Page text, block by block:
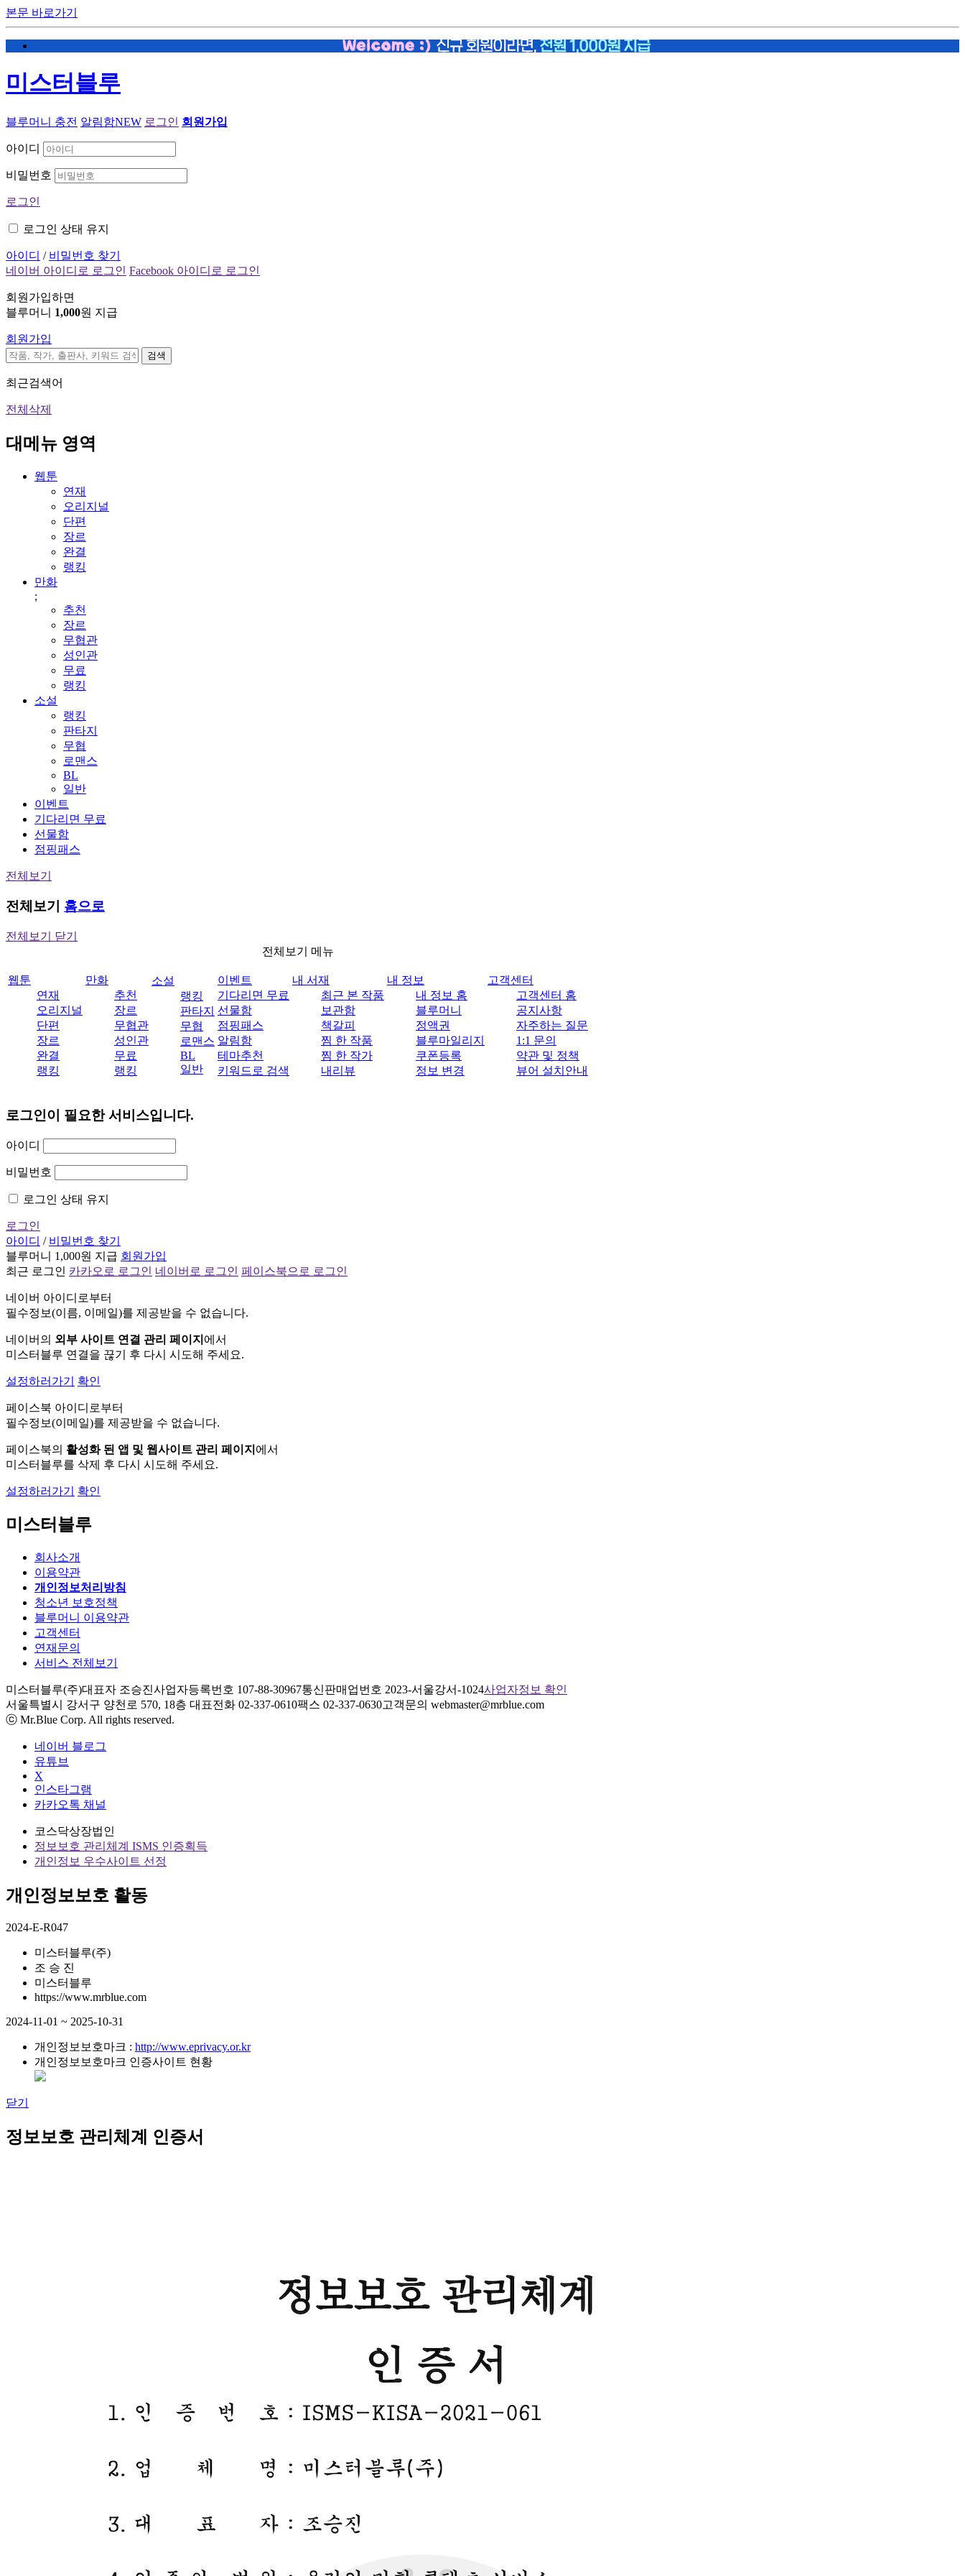
본문 바로가기
미스터블루
블루머니 충전 알림함NEW 로그인 회원가입
아이디
비밀번호
로그인
로그인 상태 유지
아이디 / 비밀번호 찾기
네이버 아이디로 로그인 Facebook 아이디로 로그인
회원가입하면
블루머니 1,000원 지급
회원가입
검색
최근검색어
전체삭제
대메뉴 영역
웹툰
연재
오리지널
단편
장르
완결
랭킹
만화
;
추천
장르
무협관
성인관
무료
랭킹
소설
랭킹
판타지
무협
로맨스
BL
일반
이벤트
기다리면 무료
선물함
점핑패스
전체보기
전체보기 홈으로
전체보기 닫기
전체보기 메뉴
웹툰
연재
오리지널
단편
장르
완결
랭킹
만화
추천
장르
무협관
성인관
무료
랭킹
소설
랭킹
판타지
무협
로맨스
BL
일반
이벤트
기다리면 무료
선물함
점핑패스
알림함
테마추천
키워드로 검색
내 서재
최근 본 작품
보관함
책갈피
찜 한 작품
찜 한 작가
내리뷰
내 정보
내 정보 홈
블루머니
정액권
블루마일리지
쿠폰등록
정보 변경
고객센터
고객센터 홈
공지사항
자주하는 질문
1:1 문의
약관 및 정책
뷰어 설치안내
로그인이 필요한 서비스입니다.
아이디
비밀번호
로그인 상태 유지
로그인
아이디 / 비밀번호 찾기
블루머니 1,000원 지급 회원가입
최근 로그인 카카오로 로그인 네이버로 로그인 페이스북으로 로그인
네이버 아이디로부터
필수정보(이름, 이메일)를 제공받을 수 없습니다.
네이버의 외부 사이트 연결 관리 페이지 에서
미스터블루 연결을 끊기 후 다시 시도해 주세요.
설정하러가기 확인
페이스북 아이디로부터
필수정보(이메일)를 제공받을 수 없습니다.
페이스북의 활성화 된 앱 및 웹사이트 관리 페이지 에서
미스터블루를 삭제 후 다시 시도해 주세요.
설정하러가기 확인
미스터블루
회사소개
이용약관
개인정보처리방침
청소년 보호정책
블루머니 이용약관
고객센터
연재문의
서비스 전체보기
미스터블루(주)대표자 조승진사업자등록번호 107-88-30967통신판매업번호 2023-서울강서-1024사업자정보 확인
서울특별시 강서구 양천로 570, 18층 대표전화 02-337-0610팩스 02-337-0630고객문의 webmaster@mrblue.com
ⓒ Mr.Blue Corp. All rights reserved.
네이버 블로그
유튜브
X
인스타그램
카카오톡 채널
코스닥상장법인
정보보호 관리체계 ISMS 인증획득
개인정보 우수사이트 선정
개인정보보호 활동
2024-E-R047
미스터블루(주)
조 승 진
미스터블루
https://www.mrblue.com
2024-11-01 ~ 2025-10-31
개인정보보호마크 : http://www.eprivacy.or.kr
개인정보보호마크 인증사이트 현황
닫기
정보보호 관리체계 인증서